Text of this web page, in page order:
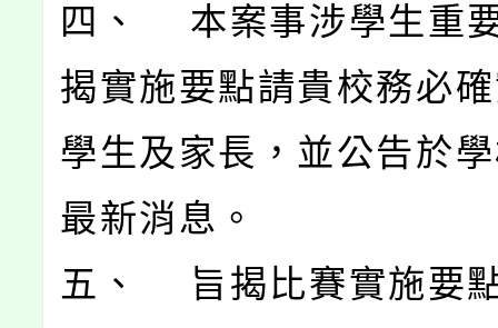
四、 本案事涉學生重
揭實施要點請貴校務必
學生及家長，並公告於
最新消息。
五、 旨揭比賽實施要